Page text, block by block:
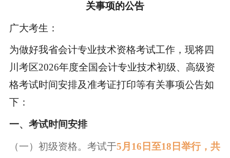
关事项的公告
广大考生：
为做好我省会计专业技术资格考试工作，现将四
川考区2026年度全国会计专业技术初级、高级资
格考试时间安排及准考证打印等有关事项公告如
下：
一、考试时间安排
（一）初级资格。考试于5月16日至18日举行，共